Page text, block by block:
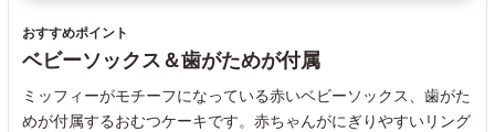
おすすめポイント
ベビーソックス＆歯がためが付属
ミッフィーがモチーフになっている赤いベビーソックス、歯がた
めが付属するおむつケーキです。赤ちゃんがにぎりやすいリング